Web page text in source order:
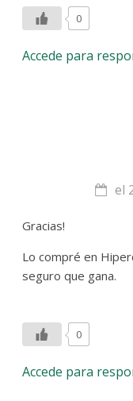
0
Accede para
el
Gracias!
Lo compré en
seguro que gana.
0
Accede para